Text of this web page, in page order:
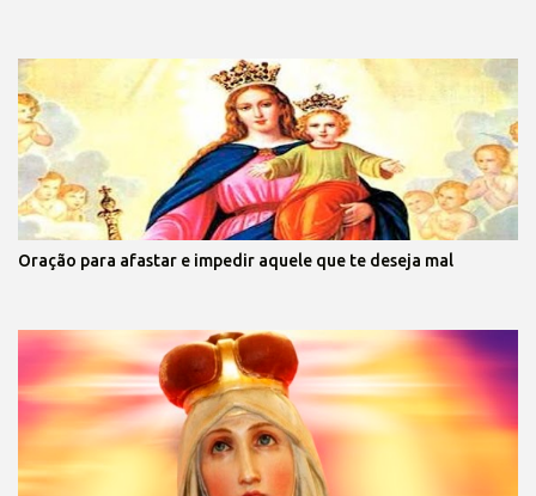
Oração para afastar e impedir aquele que te deseja mal